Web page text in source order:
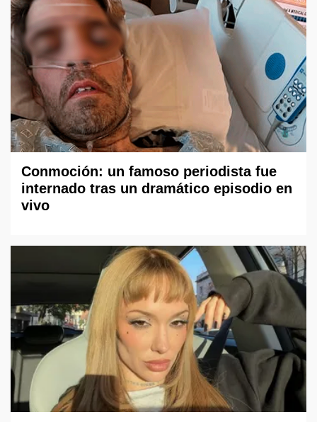
Conmoción: un famoso periodista fue
internado tras un dramático episodio en
vivo